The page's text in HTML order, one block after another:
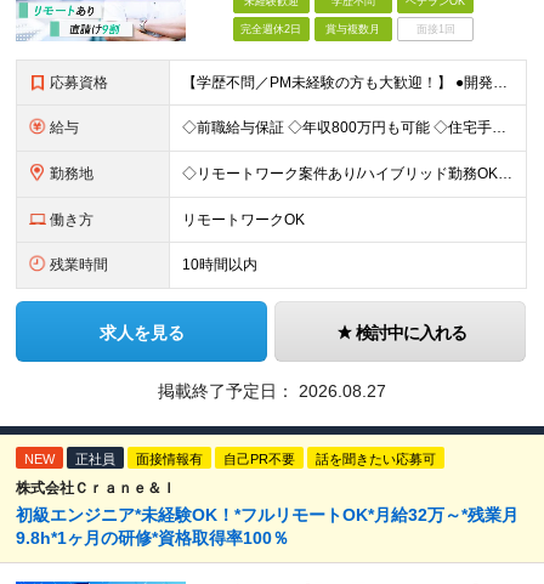
完全週休2日 賞与複数月 面接1回
応募資格 【学歴不問／PM未経験の方も大歓迎！】 ●開発エンジニアとしての実務経験をお持ちの方 ～採用担当者より～ 「PM経験が一切ない」という方もご心配なく！ 面接で一番大切にしているのは「これまでどんな業
給与 ◇前職給与保証 ◇年収800万円も可能 ◇住宅手当・賞与年間4か月支給実績あり＋業績により、別途決算賞与あり 【PM・PL候補】 数名規模のチームでの進捗管理や、後輩・メンバーの指導・フォロー経験が
勤務地 ◇リモートワーク案件あり/ハイブリッド勤務OK 【本社】東京都豊島区高田3-14-29 KDX高田馬場ビル2F ┗都内、神奈川県のプロジェクト先での勤務もございます。 ＜プロジェクト先エリア例＞
働き方 リモートワークOK
残業時間 10時間以内
求人を見る 検討中に入れる
掲載終了予定日： 2026.08.27
NEW 正社員 面接情報有 自己PR不要 話を聞きたい応募可
株式会社Ｃｒａｎｅ＆Ｉ
初級エンジニア*未経験OK！*フルリモートOK*月給32万～*残業月
9.8h*1ヶ月の研修*資格取得率100％